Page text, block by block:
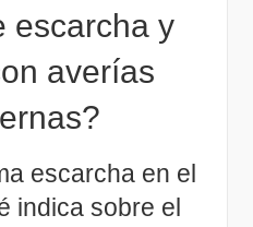
escarcha y
averías
escarcha en el
indica sobre el